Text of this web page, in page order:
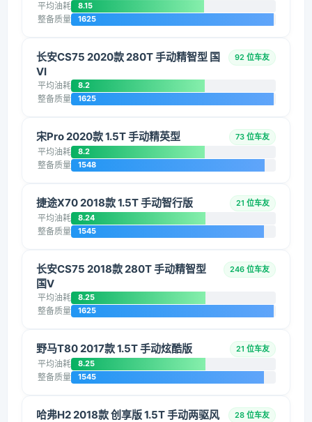
平均油耗 8.15
整备质量 1625
长安CS75 2020款 280T 手动精智型 国
VI
92 位车友
平均油耗 8.2
整备质量 1625
宋Pro 2020款 1.5T 手动精英型 73 位车友
平均油耗 8.2
整备质量 1548
捷途X70 2018款 1.5T 手动智行版 21 位车友
平均油耗 8.24
整备质量 1545
长安CS75 2018款 280T 手动精智型
国V
246 位车友
平均油耗 8.25
整备质量 1625
野马T80 2017款 1.5T 手动炫酷版 21 位车友
平均油耗 8.25
整备质量 1545
哈弗H2 2018款 创享版 1.5T 手动两驱风
28 位车友